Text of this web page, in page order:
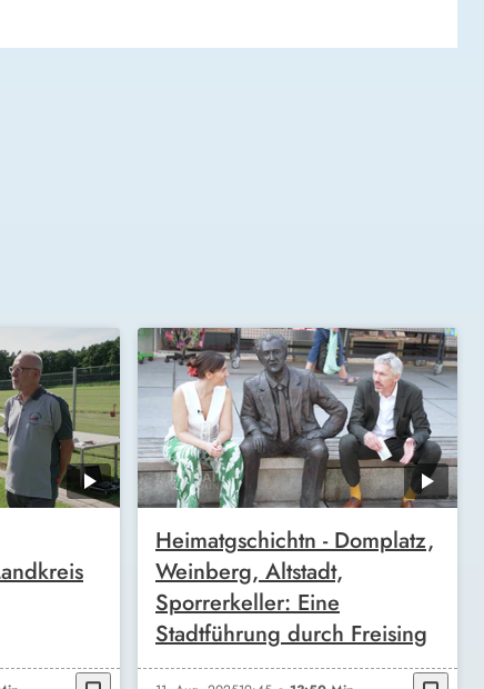
Heimatgschichtn - Domplatz,
Weinberg, Altstadt,
Sporrerkeller: Eine
Stadtführung durch Freising